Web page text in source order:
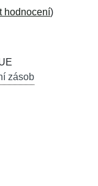
hodnocení)
zásob